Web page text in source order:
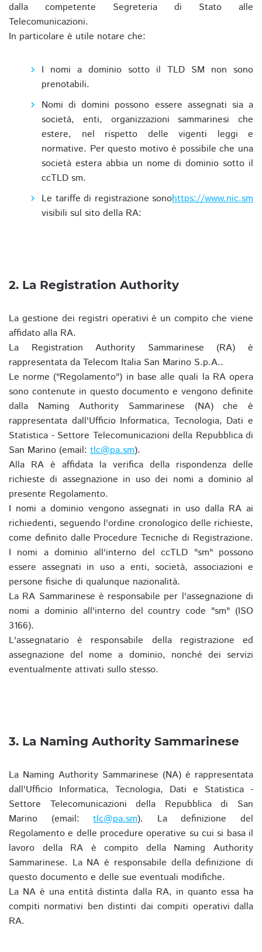
dalla competente Segreteria di Stato alle
Telecomunicazioni.
In particolare è utile notare che:
I nomi a dominio sotto il TLD SM non sono
prenotabili.
Nomi di domini possono essere assegnati sia a
società, enti, organizzazioni sammarinesi che
estere, nel rispetto delle vigenti leggi e
normative. Per questo motivo è possibile che una
società estera abbia un nome di dominio sotto il
ccTLD sm.
Le tariffe di registrazione sono
visibili sul sito della RA:
https://www.nic.sm
2. La Registration Authority
La gestione dei registri operativi è un compito che viene
affidato alla RA.
La Registration Authority Sammarinese (RA) è
rappresentata da Telecom Italia San Marino S.p.A..
Le norme ("Regolamento") in base alle quali la RA opera
sono contenute in questo documento e vengono definite
dalla Naming Authority Sammarinese (NA) che è
rappresentata dall'Ufficio Informatica, Tecnologia, Dati e
Statistica - Settore Telecomunicazioni della Repubblica di
San Marino (email: tlc@pa.sm).
Alla RA è affidata la verifica della rispondenza delle
richieste di assegnazione in uso dei nomi a dominio al
presente Regolamento.
I nomi a dominio vengono assegnati in uso dalla RA ai
richiedenti, seguendo l'ordine cronologico delle richieste,
come definito dalle Procedure Tecniche di Registrazione.
I nomi a dominio all'interno del ccTLD "sm" possono
essere assegnati in uso a enti, società, associazioni e
persone fisiche di qualunque nazionalità.
La RA Sammarinese è responsabile per l'assegnazione di
nomi a dominio all'interno del country code "sm" (ISO
3166).
L'assegnatario è responsabile della registrazione ed
assegnazione del nome a dominio, nonché dei servizi
eventualmente attivati sullo stesso.
3. La Naming Authority Sammarinese
La Naming Authority Sammarinese (NA) è rappresentata
dall'Ufficio Informatica, Tecnologia, Dati e Statistica -
Settore Telecomunicazioni della Repubblica di San
Marino (email:tlc@pa.sm). La definizione del
Regolamento e delle procedure operative su cui si basa il
lavoro della RA è compito della Naming Authority
Sammarinese. La NA è responsabile della definizione di
questo documento e delle sue eventuali modifiche.
La NA è una entità distinta dalla RA, in quanto essa ha
compiti normativi ben distinti dai compiti operativi dalla
RA.